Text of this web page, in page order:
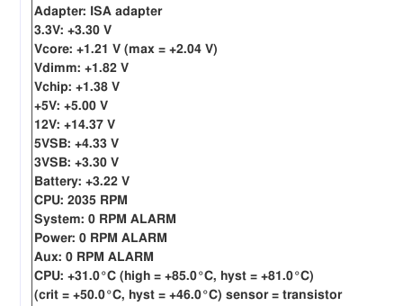
Adapter: ISA adapter
3.3V: +3.30 V
Vcore: +1.21 V (max = +2.04 V)
Vdimm: +1.82 V
Vchip: +1.38 V
+5V: +5.00 V
12V: +14.37 V
5VSB: +4.33 V
3VSB: +3.30 V
Battery: +3.22 V
CPU: 2035 RPM
System: 0 RPM ALARM
Power: 0 RPM ALARM
Aux: 0 RPM ALARM
CPU: +31.0°C (high = +85.0°C, hyst = +81.0°C)
(crit = +50.0°C, hyst = +46.0°C) sensor = transistor